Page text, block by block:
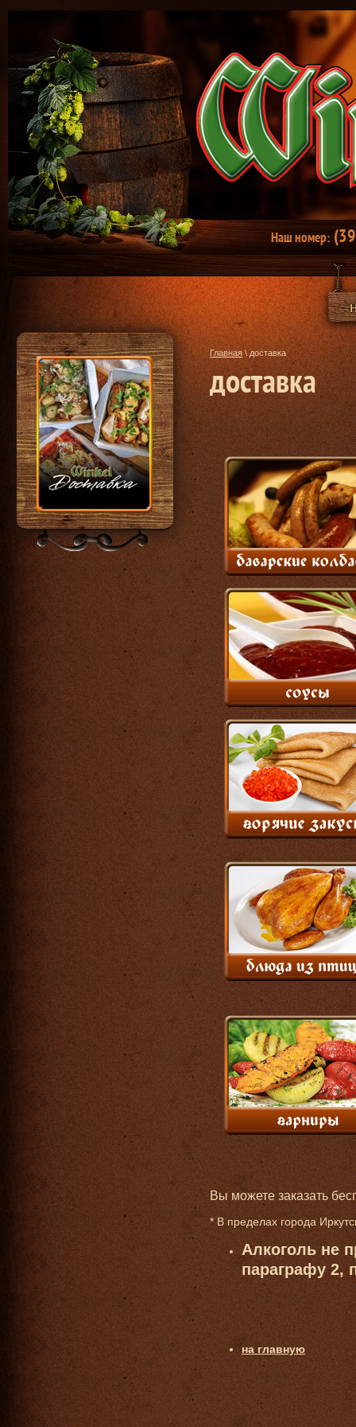
Наш номер:
Главная \ доставка
доставка
Вы можете заказать
* В пределах города
Алкоголь не
параграфу 2,
на главную